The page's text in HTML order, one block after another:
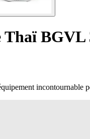
Thaï BGVL
incontournable